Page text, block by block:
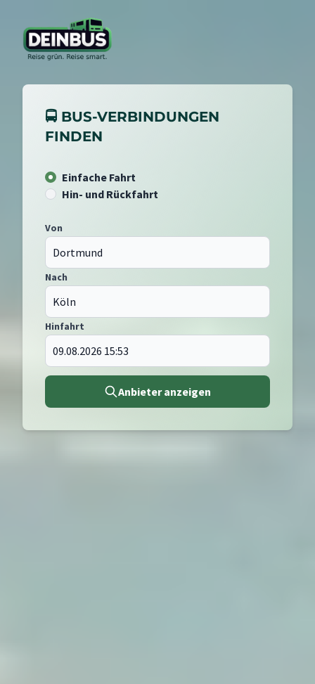
🚍 BUS-VERBINDUNGEN
FINDEN
Einfache Fahrt
Hin- und Rückfahrt
Von
Nach
Hinfahrt
Anbieter anzeigen